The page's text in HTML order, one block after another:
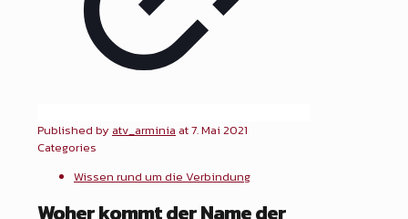
Published by atv_arminia at7. Mai 2021
Categories
Wissen rund um die Verbindung
Woher kommt der Name der